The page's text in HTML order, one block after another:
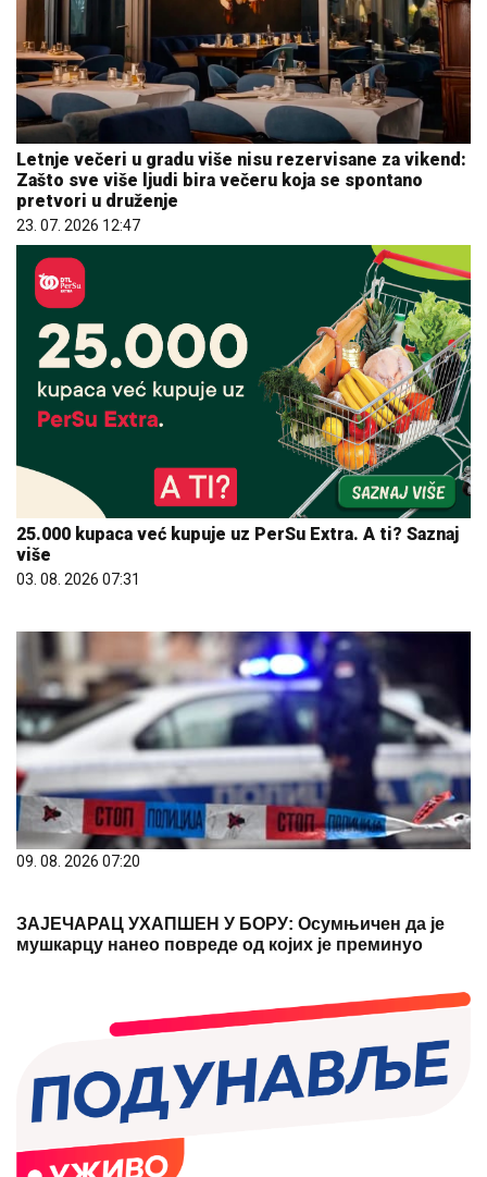
Letnje večeri u gradu više nisu rezervisane za vikend:
Zašto sve više ljudi bira večeru koja se spontano
pretvori u druženje
23. 07. 2026 12:47
25.000 kupaca već kupuje uz PerSu Extra. A ti? Saznaj
više
03. 08. 2026 07:31
09. 08. 2026 07:20
ЗАЈЕЧАРАЦ УХАПШЕН У БОРУ: Осумњичен да је
мушкарцу нанео повреде од којих је преминуо